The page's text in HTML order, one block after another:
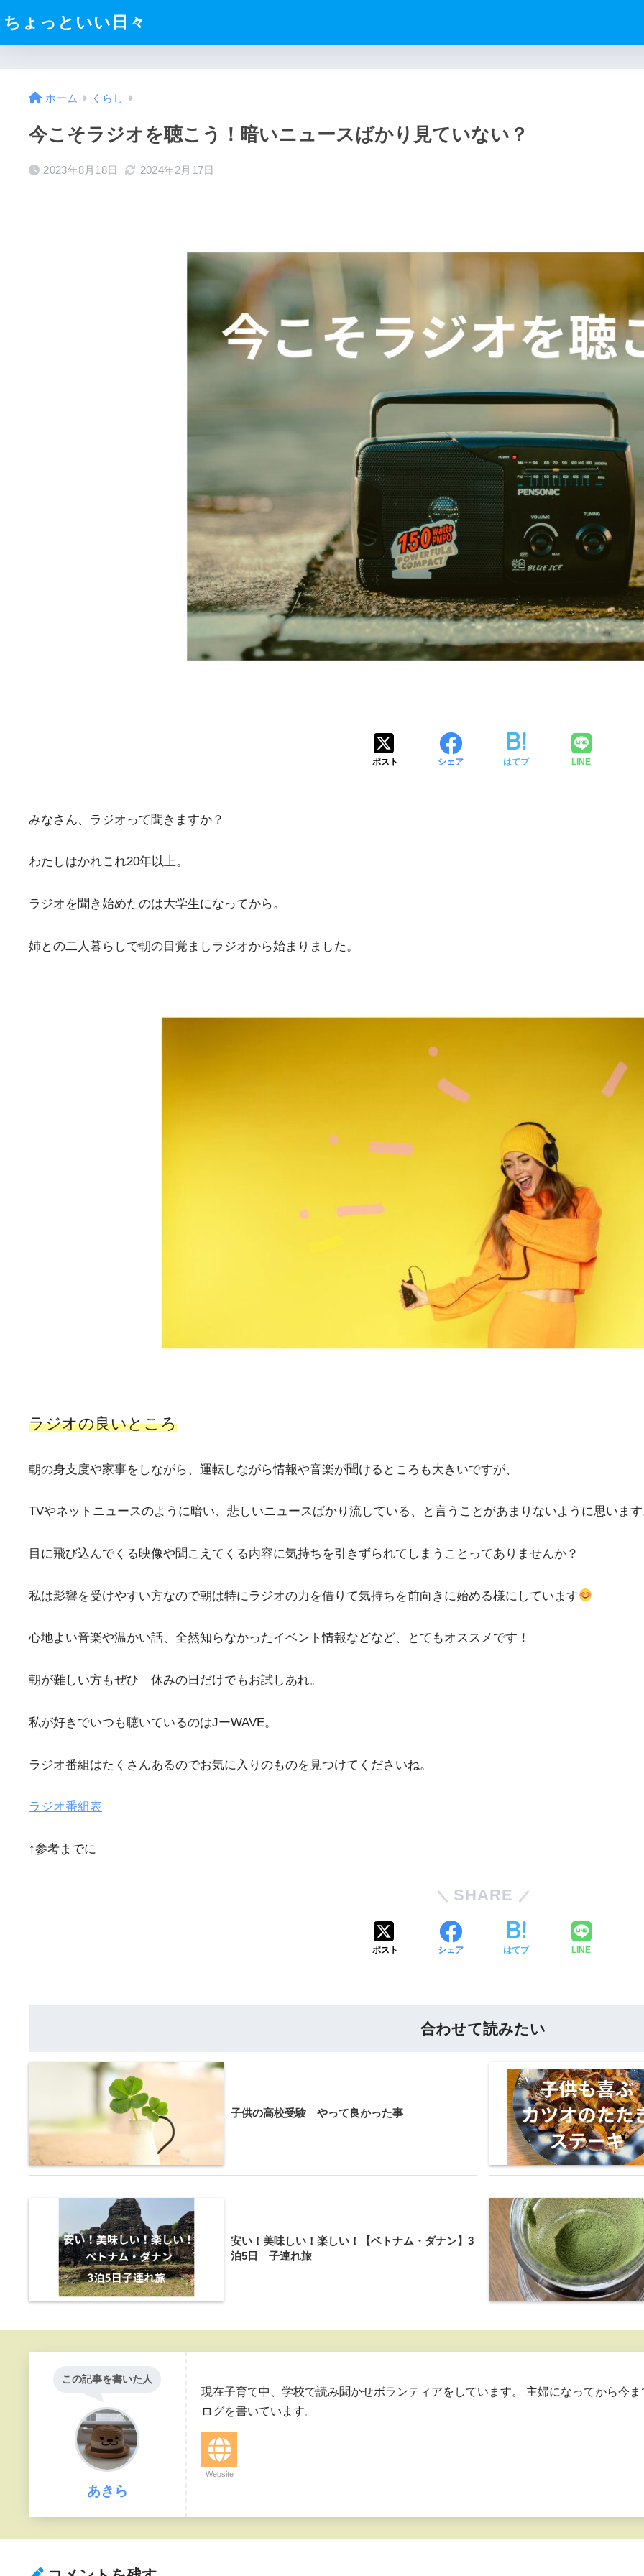
ちょっといい日々
ホーム くらし
今こそラジオを聴こう！暗いニュースばかり見ていない？
2023年8月18日 2024年2月17日
ポスト シェア はてブ LINE
みなさん、ラジオって聞きますか？
わたしはかれこれ20年以上。
ラジオを聞き始めたのは大学生になってから。
姉との二人暮らしで朝の目覚ましラジオから始まりました。
ラジオの良いところ
朝の身支度や家事をしながら、運転しながら情報や音楽が聞けるところも大きいですが、
TVやネットニュースのように暗い、悲しいニュースばかり流している、と言うことがあまりないように思いま
目に飛び込んでくる映像や聞こえてくる内容に気持ちを引きずられてしまうことってありませんか？
私は影響を受けやすい方なので朝は特にラジオの力を借りて気持ちを前向きに始める様にしています
心地よい音楽や温かい話、全然知らなかったイベント情報などなど、とてもオススメです！
朝が難しい方もぜひ 休みの日だけでもお試しあれ。
私が好きでいつも聴いているのはJーWAVE。
ラジオ番組はたくさんあるのでお気に入りのものを見つけてくださいね。
ラジオ番組表
↑参考までに
SHARE
ポスト シェア はてブ LINE
合わせて読みたい
子供の高校受験 やって良かった事
安い！美味しい！楽しい！【ベトナム・ダナン】3
泊5日 子連れ旅
この記事を書いた人
あきら
現在子育て中、学校で読み聞かせボランティアをしています。 主婦になってから今
ログを書いています。
Website